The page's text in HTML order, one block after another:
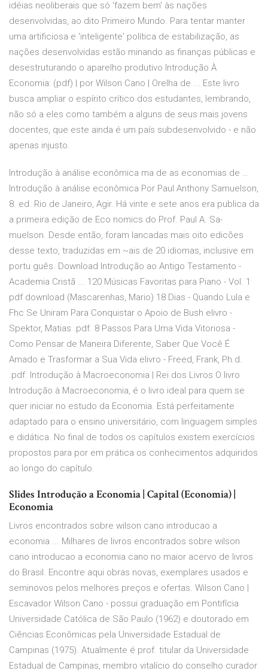
idéias neoliberais que só 'fazem bem' às nações
desenvolvidas, ao dito Primeiro Mundo. Para tentar manter
uma artificiosa e 'inteligente' política de estabilização, as
nações desenvolvidas estão minando as finanças públicas e
desestruturando o aparelho produtivo Introdução À
Economia: (pdf) | por Wilson Cano | Orelha de ... Este livro
busca ampliar o espírito crítico dos estudantes, lembrando,
não só a eles como também a alguns de seus mais jovens
docentes, que este ainda é um país subdesenvolvido - e não
apenas injusto.
Introdução à análise econômica ma de as economias de …
Introdução à análise econômica Por Paul Anthony Samuelson,
8. ed. Rio de Janeiro, Agir. Há vinte e sete anos era publica­ da
a primeira edição de Eco­ nomics do Prof. Paul A. Sa­
muelson. Desde então, foram lancadas mais oito edicões
desse texto, traduzidas em ~ais de 20 idiomas, inclusive em
portu­ guês. Download Introdução ao Antigo Testamento -
Academia Cristã ... 120 Músicas Favoritas para Piano - Vol. 1
pdf download (Mascarenhas, Mario) 18 Dias - Quando Lula e
Fhc Se Uniram Para Conquistar o Apoio de Bush elivro -
Spektor, Matias .pdf. 8 Passos Para Uma Vida Vitoriosa -
Como Pensar de Maneira Diferente, Saber Que Você É
Amado e Trasformar a Sua Vida elivro - Freed, Frank, Ph.d.
.pdf. Introdução à Macroeconomia | Rei dos Livros O livro
Introdução à Macroeconomia, é o livro ideal para quem se
quer iniciar no estudo da Economia. Está perfeitamente
adaptado para o ensino universitário, com linguagem simples
e didática. No final de todos os capítulos existem exercícios
propostos para por em prática os conhecimentos adquiridos
ao longo do capítulo.
Slides Introdução a Economia | Capital (Economia) |
Economia
Livros encontrados sobre wilson cano introducao a
economia ... Milhares de livros encontrados sobre wilson
cano introducao a economia cano no maior acervo de livros
do Brasil. Encontre aqui obras novas, exemplares usados e
seminovos pelos melhores preços e ofertas. Wilson Cano |
Escavador Wilson Cano - possui graduação em Pontifícia
Universidade Católica de São Paulo (1962) e doutorado em
Ciências Econômicas pela Universidade Estadual de
Campinas (1975). Atualmente é prof. titular da Universidade
Estadual de Campinas, membro vitalício do conselho curador